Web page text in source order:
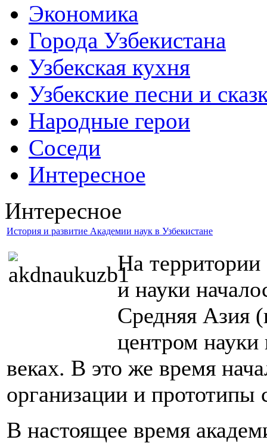
Экономика
Города Узбекистана
Узбекская кухня
Узбекские песни и
Народные герои
Соседи
Интересное
Интересное
История и развитие Академии наук в Узбекистане
На территории
и науки
Средняя Азия
центром
веках. В это же время
организации и
В настоящее время